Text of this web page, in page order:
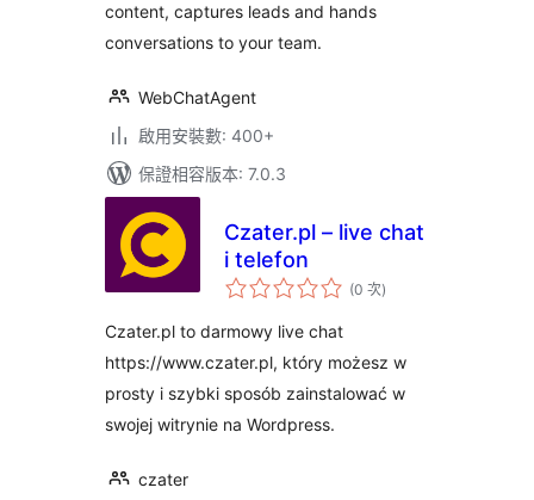
content, captures leads and hands
conversations to your team.
WebChatAgent
啟用安裝數: 400+
保證相容版本: 7.0.3
Czater.pl – live chat
i telefon
(0 次評
分)
Czater.pl to darmowy live chat
https://www.czater.pl, który możesz w
prosty i szybki sposób zainstalować w
swojej witrynie na Wordpress.
czater